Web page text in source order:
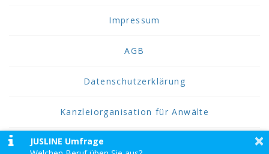
Impressum
AGB
Datenschutzerklärung
Kanzleiorganisation für Anwälte
×
JUSLINE Umfrage